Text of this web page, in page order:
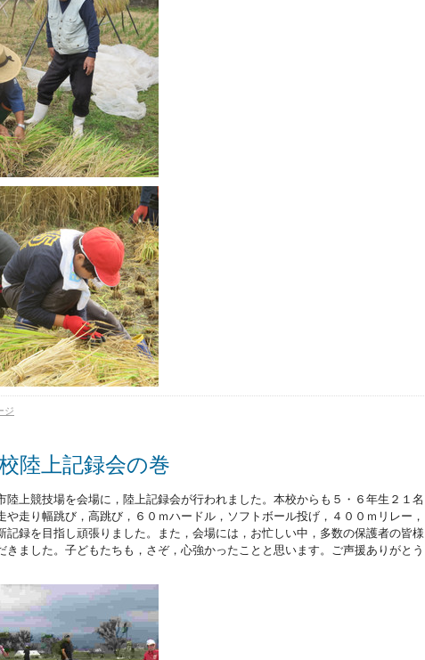
ジ
陸上記録会の巻
上競技場を会場に，陸上記録会が行われました。本校からも５・６年生２１名
や走り幅跳び，高跳び，６０ｍハードル，ソフトボール投げ，４００ｍリレー，
記録を目指し頑張りました。また，会場には，お忙しい中，多数の保護者の皆様
きました。子どもたちも，さぞ，心強かったことと思います。ご声援ありがとう